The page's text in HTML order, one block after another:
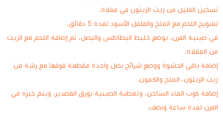
تسخين القليل من زيت الزيتون في مقلاة.
تشويح اللحم مع الملح والفلفل الأسود لمدة 5 دقائق.
في صينية الفرن، يوضع خليط البطاطس والبصل، ثم إضافة اللحم مع الزيت
من المقلاة.
إضافة باقي الحشوة ووضع شرائح بصل واحدة مقطعة فوقها مع رشة من
زيت الزيتون، الملح والكمون.
إضافة كوب الماء الساخن، وتغطية الصينية بورق القصدير، ويتم خبزه في
الفرن لمدة ساعة ونصف.